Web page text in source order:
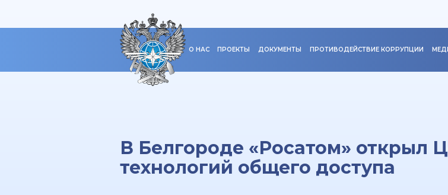
О НАС ПРОЕКТЫ ДОКУМЕНТЫ ПРОТИВОДЕЙСТВИЕ КОРРУПЦИИ
В Белгороде «Росатом» открыл
технологий общего доступа